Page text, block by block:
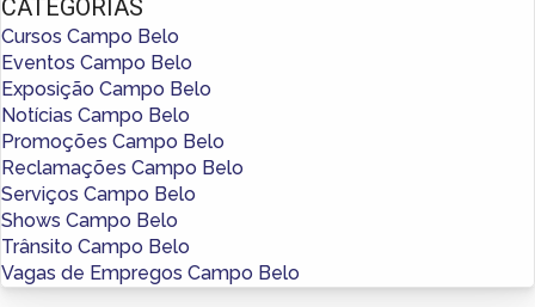
CATEGORIAS
Cursos Campo Belo
Eventos Campo Belo
Exposição Campo Belo
Notícias Campo Belo
Promoções Campo Belo
Reclamações Campo Belo
Serviços Campo Belo
Shows Campo Belo
Trânsito Campo Belo
Vagas de Empregos Campo Belo